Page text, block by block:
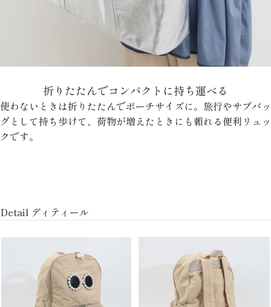
折りたたんでコンパクトに持ち運べる
使わないときは折りたたんでポーチサイズに。旅行やサブバッ
グとして持ち歩けて、荷物が増えたときにも頼れる便利リュッ
クです。
Detail ディティール